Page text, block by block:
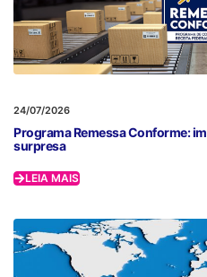
24/07/2026
Programa Remessa Conforme:
surpresa
LEIA MAIS